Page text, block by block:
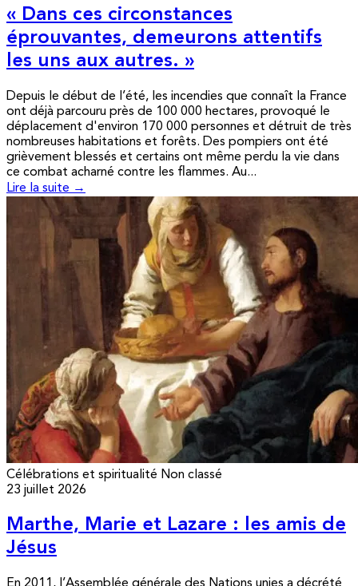
« Dans ces circonstances
éprouvantes, demeurons attentifs
les uns aux autres. »
Depuis le début de l’été, les incendies que connaît la France
ont déjà parcouru près de 100 000 hectares, provoqué le
déplacement d'environ 170 000 personnes et détruit de très
nombreuses habitations et forêts. Des pompiers ont été
grièvement blessés et certains ont même perdu la vie dans
ce combat acharné contre les flammes. Au...
Lire la suite →
Célébrations et spiritualité Non classé
23 juillet 2026
Marthe, Marie et Lazare : les amis de
Jésus
En 2011, l’Assemblée générale des Nations unies a décrété